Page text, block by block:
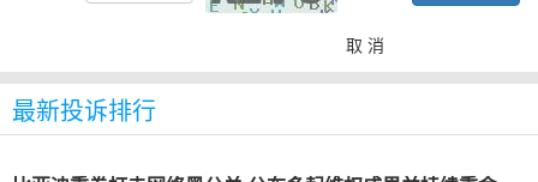
取 消
最新投诉排行